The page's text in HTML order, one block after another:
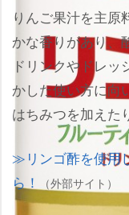
りんご果汁を主
かな香りがあり、
ドリンクやドレ
かした使い方に向
はちみつを加えた
リンゴ酢を使用
ら！
（外部サイト）